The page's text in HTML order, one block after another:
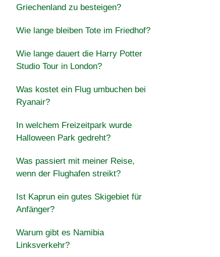
Griechenland zu besteigen?
Wie lange bleiben Tote im Friedhof?
Wie lange dauert die Harry Potter
Studio Tour in London?
Was kostet ein Flug umbuchen bei
Ryanair?
In welchem Freizeitpark wurde
Halloween Park gedreht?
Was passiert mit meiner Reise,
wenn der Flughafen streikt?
Ist Kaprun ein gutes Skigebiet für
Anfänger?
Warum gibt es Namibia
Linksverkehr?